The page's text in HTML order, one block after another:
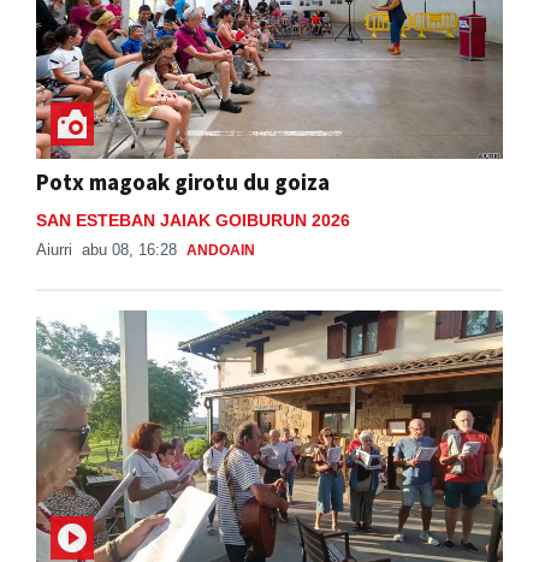
Potx magoak girotu du goiza
SAN ESTEBAN JAIAK GOIBURUN 2026
Aiurri abu 08, 16:28 ANDOAIN